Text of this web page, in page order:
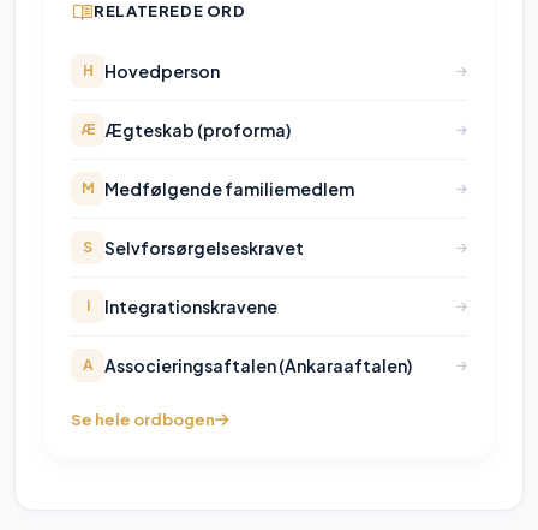
RELATEREDE ORD
H Hovedperson
Æ Ægteskab (proforma)
M Medfølgende familiemedlem
S Selvforsørgelseskravet
I Integrationskravene
A Associeringsaftalen (Ankaraaftalen)
Se hele ordbogen